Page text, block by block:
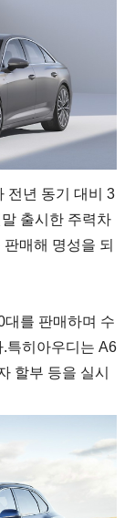
전년 동기 대비 3
출시한 주력차
판매해 명성을 되
대를 판매하며 수
.특히아우디는 A6
할부 등을 실시